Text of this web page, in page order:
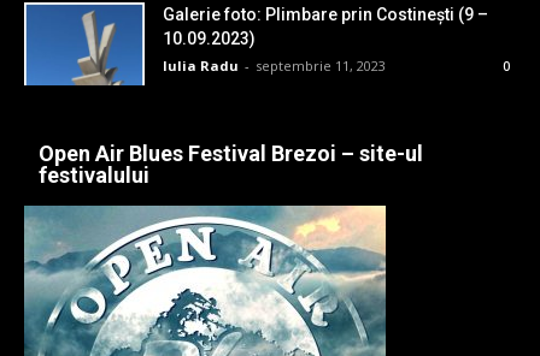
Galerie foto: Plimbare prin Costinești (9 –
10.09.2023)
Iulia Radu - septembrie 11, 2023 0
Open Air Blues Festival Brezoi – site-ul
festivalului